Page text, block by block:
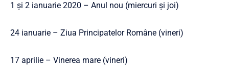
1 și 2 ianuarie 2020 – Anul nou (miercuri și joi)
24 ianuarie – Ziua Principatelor Române (vineri)
17 aprilie – Vinerea mare (vineri)